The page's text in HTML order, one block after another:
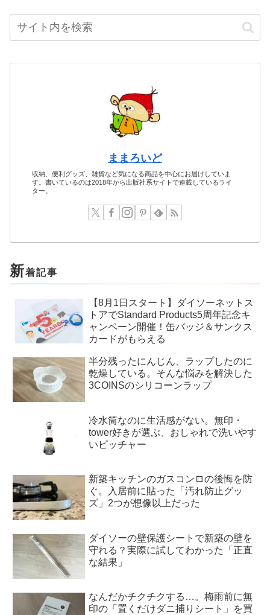
ままろいど
収納、便利グッズ、雑貨など気になる商品を中心にお届けしていま
す。書いているのは2018年から出版社系サイトで連載しているライ
ター。
新着記事
【8月1日スタート】ダイソーネットス
トアでStandard Products5周年記念キ
ャンペーン開催！缶バッジ＆サンクス
カードがもらえる
半分残ったにんじん、ラップしたのに
乾燥している。そんな悩みを解決した
3COINSのシリコーンラップ
冷水筒なのに生活感がない。無印・
tower好きが選ぶ、おしゃれで洗いやす
いピッチャー
新築キッチンのガスコンロの後悔を防
ぐ。入居前に貼った「汚れ防止グッ
ズ」2つが想像以上だった
ダイソーの壁保護シートで新築の壁を
守れる？実際に試してわかった「正直
な結果」
なんだかチクチクする…。梅雨前に無
印の「置くだけダニ捕りシート」を買